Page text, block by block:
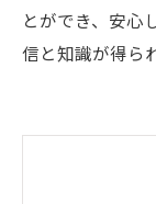
とができ、安心
信と知識が得ら